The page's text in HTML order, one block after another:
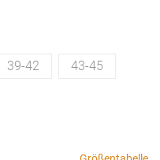
39-42 43-45